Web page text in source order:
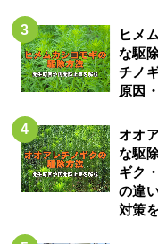
ヒメ
な駆
チノ
原因
オオ
な駆
ギク
の違
対策